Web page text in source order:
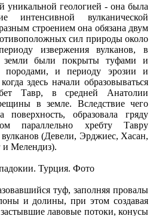
уникальной геологией - она была
интенсивной вулканической
строением она обязана двум
сил природы около
извержения вулканов, в
земли были покрыты туфами и
породами, и периоду эрозии и
здесь начали образовываться
Тавр, в средней Анатолии
в земле. Вследствие чего
поверхность, образовала гряду
параллельно хребту Тавру
(Девели, Эрджиес, Хасан,
и Мелендиз).
туф, заполняя провалы
и долины, при этом создавая
лавовые потоки, конусы